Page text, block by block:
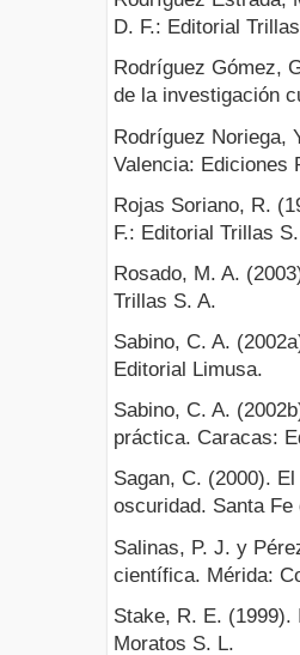
D. F.: Editorial
Rodríguez Gómez,
de la investigación
Rodríguez Noriega,
Valencia: Ediciones
Rojas Soriano, R.
F.: Editorial Trillas
Rosado, M. A.
Trillas S. A.
Sabino, C. A.
Editorial Limusa.
Sabino, C. A.
práctica. Caracas:
Sagan, C. (2000).
oscuridad. Santa
Salinas, P. J. y
científica. Mérida:
Stake, R. E.
Moratos S. L.